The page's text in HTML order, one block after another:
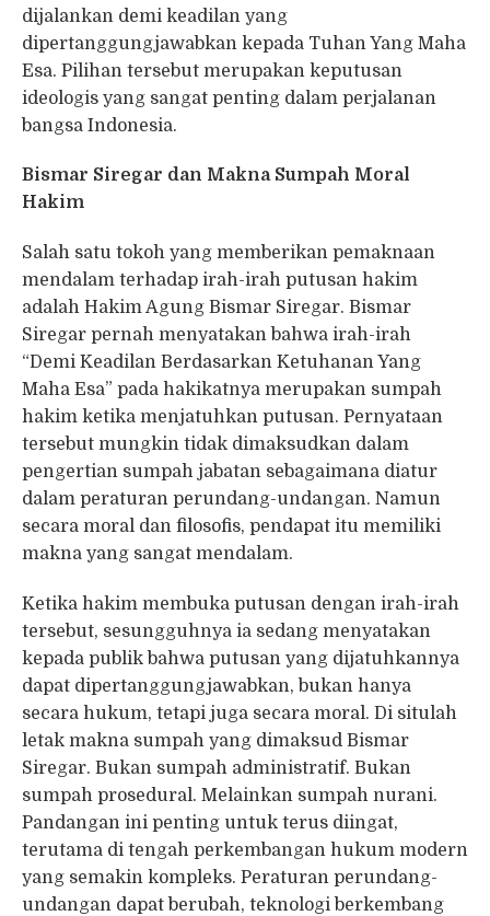
dijalankan demi keadilan yang
dipertanggungjawabkan kepada Tuhan Yang Maha
Esa. Pilihan tersebut merupakan keputusan
ideologis yang sangat penting dalam perjalanan
bangsa Indonesia.
Bismar Siregar dan Makna Sumpah Moral
Hakim
Salah satu tokoh yang memberikan pemaknaan
mendalam terhadap irah-irah putusan hakim
adalah Hakim Agung Bismar Siregar. Bismar
Siregar pernah menyatakan bahwa irah-irah
“Demi Keadilan Berdasarkan Ketuhanan Yang
Maha Esa” pada hakikatnya merupakan sumpah
hakim ketika menjatuhkan putusan. Pernyataan
tersebut mungkin tidak dimaksudkan dalam
pengertian sumpah jabatan sebagaimana diatur
dalam peraturan perundang-undangan. Namun
secara moral dan filosofis, pendapat itu memiliki
makna yang sangat mendalam.
Ketika hakim membuka putusan dengan irah-irah
tersebut, sesungguhnya ia sedang menyatakan
kepada publik bahwa putusan yang dijatuhkannya
dapat dipertanggungjawabkan, bukan hanya
secara hukum, tetapi juga secara moral. Di situlah
letak makna sumpah yang dimaksud Bismar
Siregar. Bukan sumpah administratif. Bukan
sumpah prosedural. Melainkan sumpah nurani.
Pandangan ini penting untuk terus diingat,
terutama di tengah perkembangan hukum modern
yang semakin kompleks. Peraturan perundang-
undangan dapat berubah, teknologi berkembang